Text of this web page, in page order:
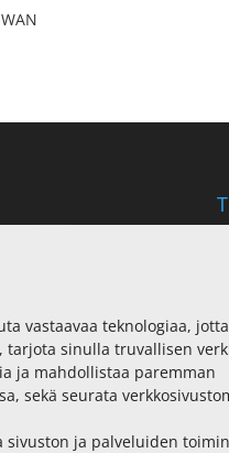
vastaavaa teknologiaa,
sinulla truvallisen
ja mahdollistaa paremman
sekä seurata
sivuston ja palveluiden